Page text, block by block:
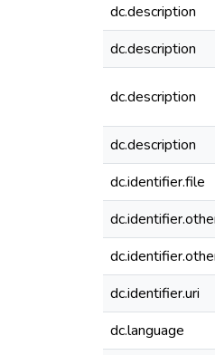
dc.description
dc.description
dc.description
dc.description
dc.identifier.file
dc.identifier.uri
dc.language